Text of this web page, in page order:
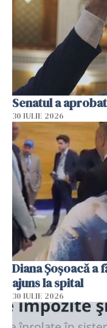
Senatul a
30 IULIE 2026
Diana Șoșoacă
ajuns la spital
30 IULIE 2026